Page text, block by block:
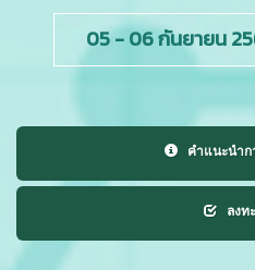
05 - 06 กันยายน
คำแนะนำกา
ลงทะ